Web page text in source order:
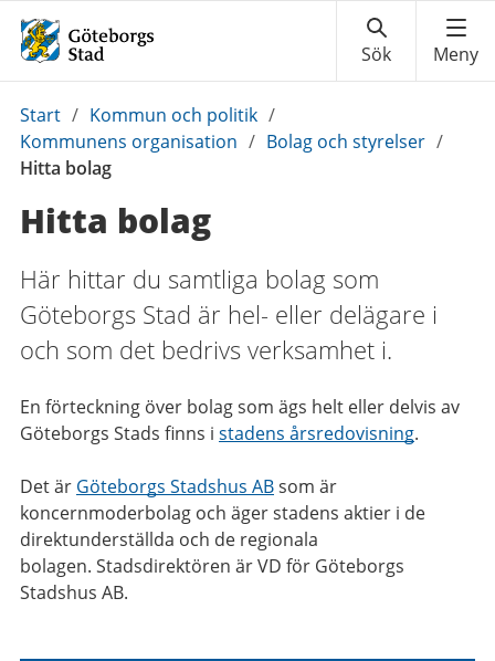
Du
är
här:
Start / Kommun och politik /
Kommunens organisation / Bolag och styrelser /
Hitta bolag
Hitta bolag
Här hittar du samtliga bolag som
Göteborgs Stad är hel- eller delägare i
och som det bedrivs verksamhet i.
En förteckning över bolag som ägs helt eller delvis av
Göteborgs Stads finns i stadens årsredovisning.
Det är Göteborgs Stadshus ABsom är
koncernmoderbolag och äger stadens aktier i de
direktunderställda och de regionala
bolagen. Stadsdirektören är VD för Göteborgs
Stadshus AB.